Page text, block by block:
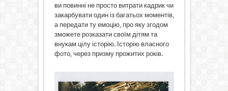
ви повинні не просто витрати кадрик чи
закарбувати один із багатьох моментів,
а передати ту емоцію, про яку згодом
зможете розказати своїм дітям та
внукам цілу історію. Історію власного
фото, через призму прожитих років.